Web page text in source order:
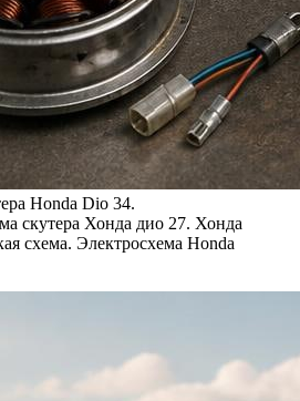
Honda Dio 34.
скутера Хонда дио 27. Хонда
схема. Электросхема Honda